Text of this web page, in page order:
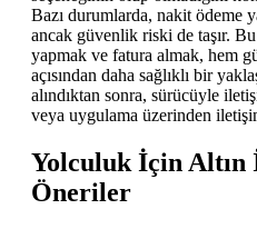
Bazı durumlarda, nakit ödeme
ancak güvenlik riski de taşır.
yapmak ve fatura almak, hem
açısından daha sağlıklı bir
alındıktan sonra, sürücüyle
veya uygulama üzerinden
Yolculuk İçin Altın
Öneriler